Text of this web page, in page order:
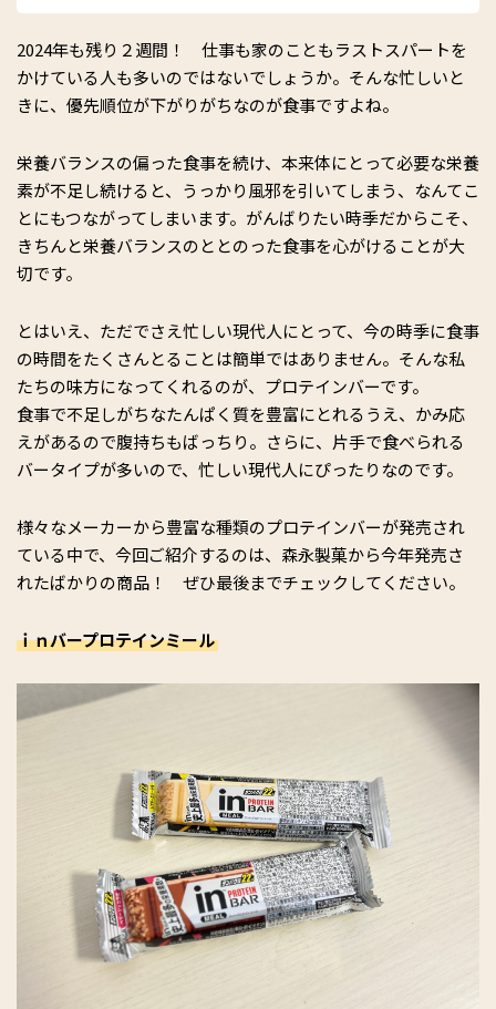
2024年も残り２週間！ 仕事も家のこともラストスパートを
かけている人も多いのではないでしょうか。そんな忙しいと
きに、優先順位が下がりがちなのが食事ですよね。
栄養バランスの偏った食事を続け、本来体にとって必要な栄養
素が不足し続けると、うっかり風邪を引いてしまう、なんてこ
とにもつながってしまいます。がんばりたい時季だからこそ、
きちんと栄養バランスのととのった食事を心がけることが大
切です。
とはいえ、ただでさえ忙しい現代人にとって、今の時季に食事
の時間をたくさんとることは簡単ではありません。そんな私
たちの味方になってくれるのが、プロテインバーです。
食事で不足しがちなたんぱく質を豊富にとれるうえ、かみ応
えがあるので腹持ちもばっちり。さらに、片手で食べられる
バータイプが多いので、忙しい現代人にぴったりなのです。
様々なメーカーから豊富な種類のプロテインバーが発売され
ている中で、今回ご紹介するのは、森永製菓から今年発売さ
れたばかりの商品！ ぜひ最後までチェックしてください。
ｉｎバープロテインミール